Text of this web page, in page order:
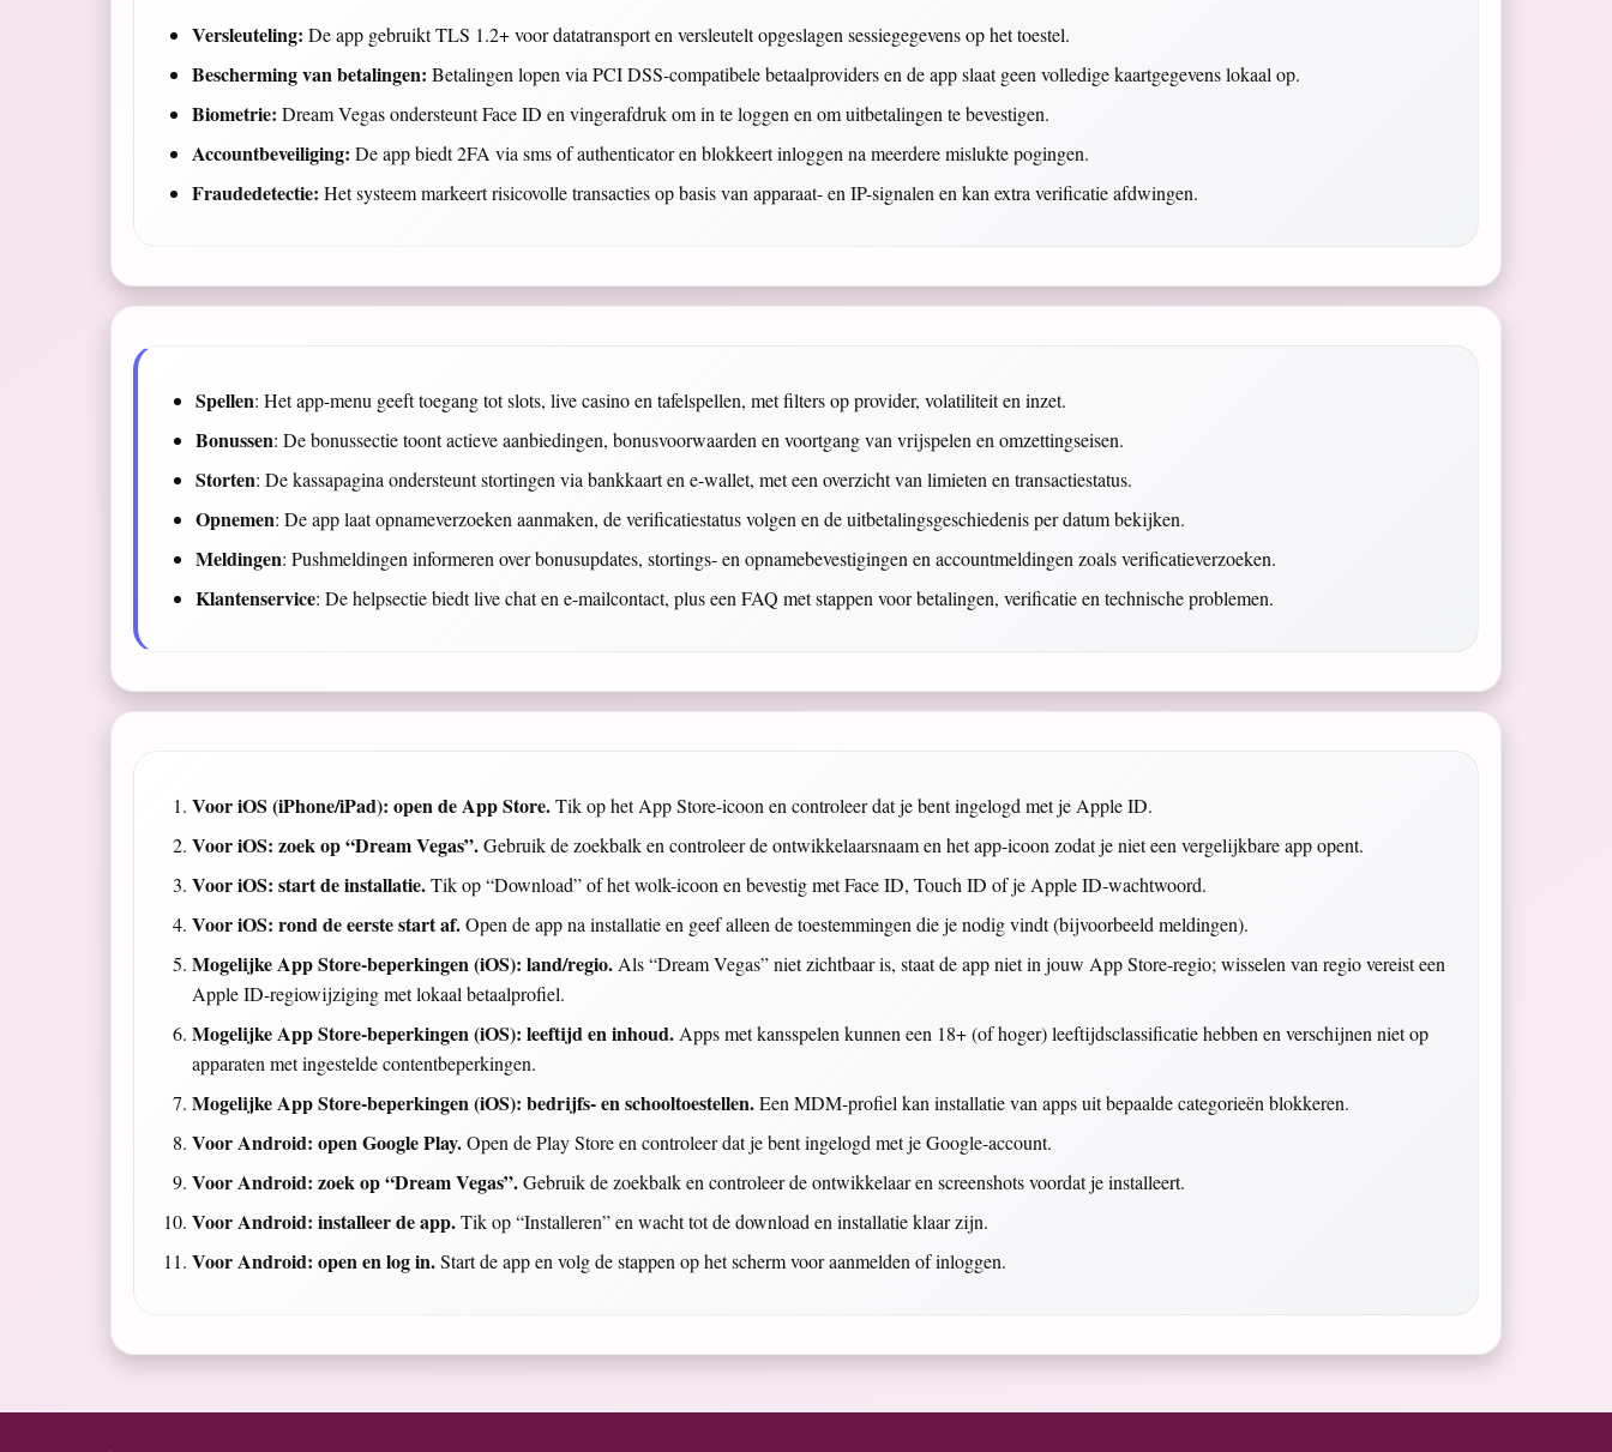
Versleuteling: De app gebruikt TLS 1.2+ voor datatransport en versleutelt opgeslagen sessiegegevens op het toestel.
Bescherming van betalingen: Betalingen lopen via PCI DSS-compatibele betaalproviders en de app slaat geen volledige kaartgegevens lokaal op.
Biometrie: Dream Vegas ondersteunt Face ID en vingerafdruk om in te loggen en om uitbetalingen te bevestigen.
Accountbeveiliging: De app biedt 2FA via sms of authenticator en blokkeert inloggen na meerdere mislukte pogingen.
Fraudedetectie: Het systeem markeert risicovolle transacties op basis van apparaat- en IP-signalen en kan extra verificatie afdwingen.
Spellen: Het app-menu geeft toegang tot slots, live casino en tafelspellen, met filters op provider, volatiliteit en inzet.
Bonussen: De bonussectie toont actieve aanbiedingen, bonusvoorwaarden en voortgang van vrijspelen en omzettingseisen.
Storten: De kassapagina ondersteunt stortingen via bankkaart en e-wallet, met een overzicht van limieten en transactiestatus.
Opnemen: De app laat opnameverzoeken aanmaken, de verificatiestatus volgen en de uitbetalingsgeschiedenis per datum bekijken.
Meldingen: Pushmeldingen informeren over bonusupdates, stortings- en opnamebevestigingen en accountmeldingen zoals verificatieverzoeken.
Klantenservice: De helpsectie biedt live chat en e-mailcontact, plus een FAQ met stappen voor betalingen, verificatie en technische problemen.
Voor iOS (iPhone/iPad): open de App Store.Tik op het App Store-icoon en controleer dat je bent ingelogd met je Apple ID.
Voor iOS: zoek op “Dream Vegas”.Gebruik de zoekbalk en controleer de ontwikkelaarsnaam en het app-icoon zodat je niet een vergelijkbare app opent.
Voor iOS: start de installatie.Tik op “Download” of het wolk-icoon en bevestig met Face ID, Touch ID of je Apple ID-wachtwoord.
Voor iOS: rond de eerste start af.Open de app na installatie en geef alleen de toestemmingen die je nodig vindt (bijvoorbeeld meldingen).
Mogelijke App Store-beperkingen (iOS): land/regio.Als “Dream Vegas” niet zichtbaar is, staat de app niet in jouw App Store-regio; wisselen van regio vereist een
Apple ID-regiowijziging met lokaal betaalprofiel.
Mogelijke App Store-beperkingen (iOS): leeftijd en inhoud.Apps met kansspelen kunnen een 18+ (of hoger) leeftijdsclassificatie hebben en verschijnen niet op
apparaten met ingestelde contentbeperkingen.
Mogelijke App Store-beperkingen (iOS): bedrijfs- en schooltoestellen.Een MDM-profiel kan installatie van apps uit bepaalde categorieën blokkeren.
Voor Android: open Google Play.Open de Play Store en controleer dat je bent ingelogd met je Google-account.
Voor Android: zoek op “Dream Vegas”.Gebruik de zoekbalk en controleer de ontwikkelaar en screenshots voordat je installeert.
Voor Android: installeer de app.Tik op “Installeren” en wacht tot de download en installatie klaar zijn.
Voor Android: open en log in.Start de app en volg de stappen op het scherm voor aanmelden of inloggen.